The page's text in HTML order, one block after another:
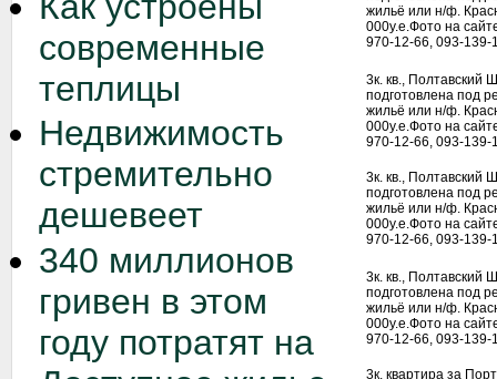
современные
теплицы
Недвижимость
стремительно
дешевеет
340 миллионов
гривен в этом
году потратят на
жильё или н/ф.
000у.е.Фото на
970-12-66, 093-139-
3к. кв., Полтавский
подготовлена под
жильё или н/ф.
000у.е.Фото на
970-12-66, 093-139-
3к. кв., Полтавский
подготовлена под
жильё или н/ф.
000у.е.Фото на
970-12-66, 093-139-
3к. кв., Полтавский
подготовлена под
жильё или н/ф.
000у.е.Фото на
970-12-66, 093-139-
3к. квартира за